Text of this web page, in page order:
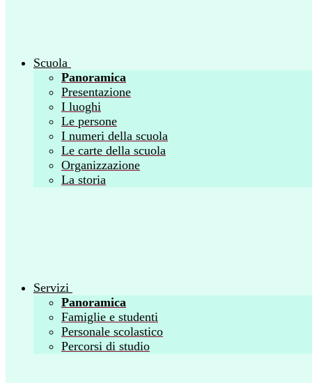
Scuola
Panoramica
Presentazione
I luoghi
Le persone
I numeri della scuola
Le carte della scuola
Organizzazione
La storia
Servizi
Panoramica
Famiglie e studenti
Personale scolastico
Percorsi di studio